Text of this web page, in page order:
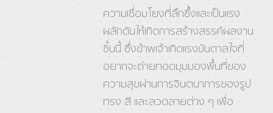
ความเชื่อมโยงที่ลึกซึ้งและเป็นแรง
ผลักดันให้เกิดการสร้างสรรค์ผลงาน
ชิ้นนี้ ซึ่งข้าพเจ้าเกิดแรงบันดาลใจที่
อยากจะถ่ายทอดมุมมองพื้นที่ของ
ความสุขผ่านการจินตนาการของรูป
ทรง สี และลวดลายต่าง ๆ เพื่อ